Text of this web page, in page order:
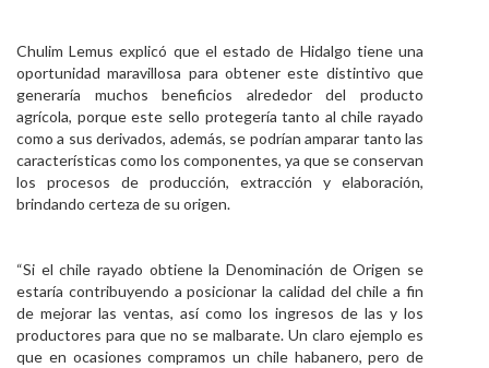
Chulim Lemus explicó que el estado de Hidalgo tiene una
oportunidad maravillosa para obtener este distintivo que
generaría muchos beneficios alrededor del producto
agrícola, porque este sello protegería tanto al chile rayado
como a sus derivados, además, se podrían amparar tanto las
características como los componentes, ya que se conservan
los procesos de producción, extracción y elaboración,
brindando certeza de su origen.
“Si el chile rayado obtiene la Denominación de Origen se
estaría contribuyendo a posicionar la calidad del chile a fin
de mejorar las ventas, así como los ingresos de las y los
productores para que no se malbarate. Un claro ejemplo es
que en ocasiones compramos un chile habanero, pero de